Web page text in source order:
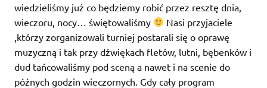
wiedzieliśmy już co będziemy robić przez resztę dnia,
wieczoru, nocy… świętowaliśmy
Nasi przyjaciele
,którzy zorganizowali turniej postarali się o oprawę
muzyczną i tak przy dźwiękach fletów, lutni, bębenków i
dud tańcowaliśmy pod sceną a nawet i na scenie do
późnych godzin wieczornych. Gdy cały program